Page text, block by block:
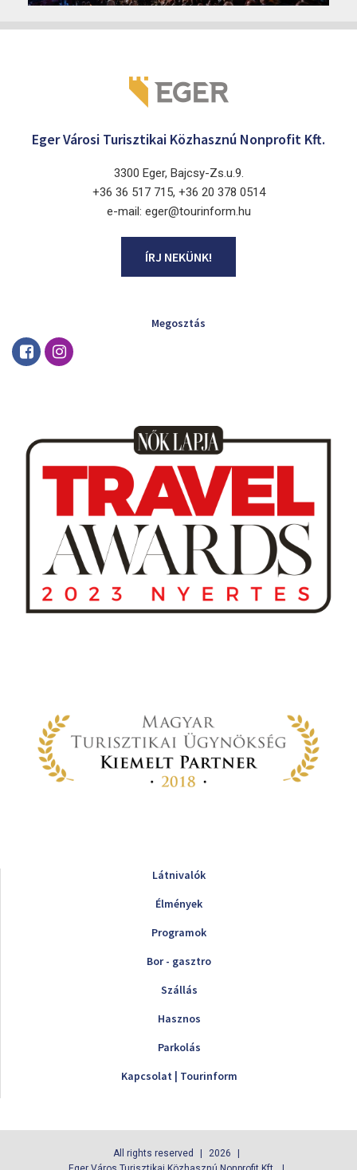
Eger Városi Turisztikai Közhasznú Nonprofit Kft.
3300 Eger, Bajcsy-Zs.u.9.
+36 36 517 715, +36 20 378 0514
e-mail: eger@tourinform.hu
ÍRJ NEKÜNK!
Megosztás
Látnivalók
Élmények
Programok
Bor - gasztro
Szállás
Hasznos
Parkolás
Kapcsolat | Tourinform
All rights reserved
2026